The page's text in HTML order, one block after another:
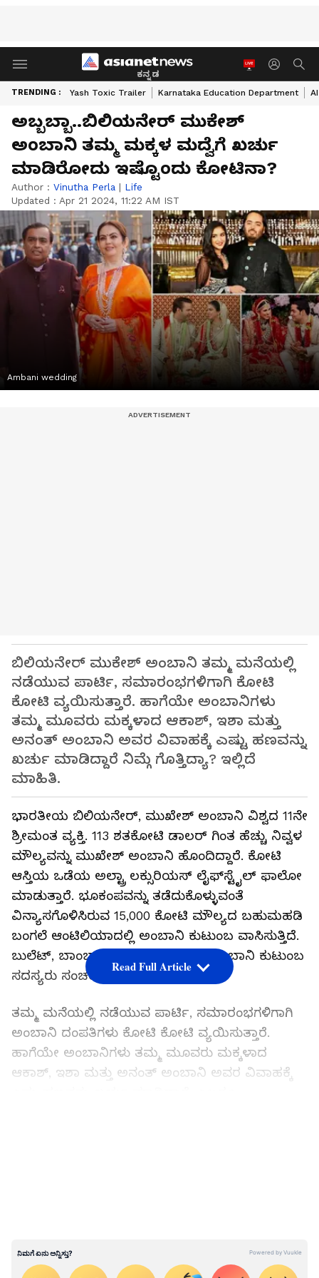
ಕನ್ನಡ
TRENDING : Yash Toxic Trailer Karnataka Education Department
ಅಬ್ಬಬ್ಬಾ..ಬಿಲಿಯನೇರ್ ಮುಕೇಶ್
ಅಂಬಾನಿ ತಮ್ಮ ಮಕ್ಕಳ ಮದ್ವೆಗೆ ಖರ್ಚು
ಮಾಡಿರೋದು ಇಷ್ಟೊಂದು ಕೋಟಿನಾ?
Author : Vinutha Perla | Life
Updated : Apr 21 2024, 11:22 AM IST
Ambani wedding
ಬಿಲಿಯನೇರ್ ಮುಕೇಶ್ ಅಂಬಾನಿ ತಮ್ಮ ಮನೆಯಲ್ಲಿ
ನಡೆಯುವ ಪಾರ್ಟಿ, ಸಮಾರಂಭಗಳಿಗಾಗಿ ಕೋಟಿ
ಕೋಟಿ ವ್ಯಯಿಸುತ್ತಾರೆ. ಹಾಗೆಯೇ ಅಂಬಾನಿಗಳು
ತಮ್ಮ ಮೂವರು ಮಕ್ಕಳಾದ ಆಕಾಶ್, ಇಶಾ ಮತ್ತು
ಅನಂತ್ ಅಂಬಾನಿ ಅವರ ವಿವಾಹಕ್ಕೆ ಎಷ್ಟು ಹಣವನ್ನು
ಖರ್ಚು ಮಾಡಿದ್ದಾರೆ ನಿಮ್ಗೆ ಗೊತ್ತಿದ್ಯಾ? ಇಲ್ಲಿದೆ
ಮಾಹಿತಿ.
ಭಾರತೀಯ ಬಿಲಿಯನೇರ್, ಮುಖೇಶ್ ಅಂಬಾನಿ ವಿಶ್ವದ 11ನೇ
ಶ್ರೀಮಂತ ವ್ಯಕ್ತಿ. 113 ಶತಕೋಟಿ ಡಾಲರ್ ಗಿಂತ ಹೆಚ್ಚು ನಿವ್ವಳ
ಮೌಲ್ಯವನ್ನು ಮುಖೇಶ್ ಅಂಬಾನಿ ಹೊಂದಿದ್ದಾರೆ. ಕೋಟಿ
ಆಸ್ತಿಯ ಒಡೆಯ ಅಲ್ಟ್ರಾ ಲಕ್ಸುರಿಯಸ್ ಲೈಫ್‌ಸ್ಟೈಲ್‌ ಫಾಲೋ
ಮಾಡುತ್ತಾರೆ. ಭೂಕಂಪವನ್ನು ತಡೆದುಕೊಳ್ಳುವಂತೆ
ವಿನ್ಯಾಸಗೊಳಿಸಿರುವ 15,000 ಕೋಟಿ ಮೌಲ್ಯದ ಬಹುಮಹಡಿ
ಬಂಗಲೆ ಆಂಟಿಲಿಯಾದಲ್ಲಿ ಅಂಬಾನಿ ಕುಟುಂಬ ವಾಸಿಸುತ್ತಿದೆ.
ಬುಲೆಟ್‌, ಬಾಂಬ್ ಪ್ರೂಫ್‌ನ ಕಾರುಗಳಲ್ಲಿ ಅಂಬಾನಿ ಕುಟುಂಬ
ಸದಸ್ಯರು ಸಂಚರಿಸುತ್ತಾರೆ.
ತಮ್ಮ ಮನೆಯಲ್ಲಿ ನಡೆಯುವ ಪಾರ್ಟಿ, ಸಮಾರಂಭಗಳಿಗಾಗಿ
ಅಂಬಾನಿ ದಂಪತಿಗಳು ಕೋಟಿ ಕೋಟಿ ವ್ಯಯಿಸುತ್ತಾರೆ.
ಹಾಗೆಯೇ ಅಂಬಾನಿಗಳು ತಮ್ಮ ಮೂವರು ಮಕ್ಕಳಾದ
ಆಕಾಶ್, ಇಶಾ ಮತ್ತು ಅನಂತ್ ಅಂಬಾನಿ ಅವರ ವಿವಾಹಕ್ಕೆ
Read Full Article